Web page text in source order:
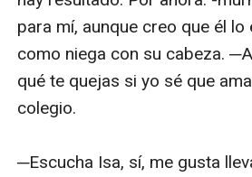
para mí, aunque creo que él
como niega con su cabeza.
qué te quejas si yo sé que
colegio.
─Escucha Isa, sí, me gusta